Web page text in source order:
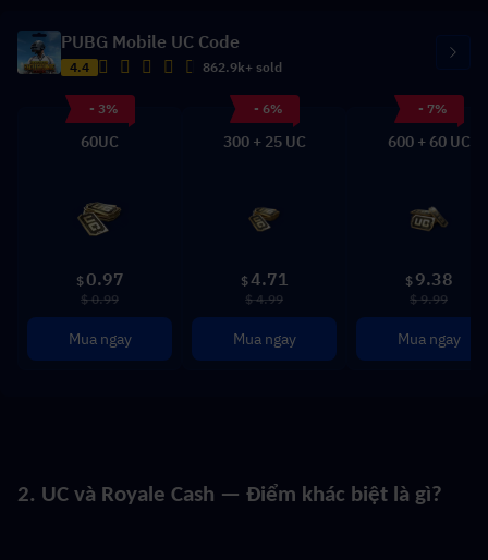
PUBG Mobile UC Code
4.4 862.9k+ sold
- 3%
60UC
$ 0.97
$ 0.99
Mua ngay
- 6%
300 + 25 UC
$4.71
$ 4.99
Mua ngay
- 7%
600 + 60 UC
$ 9.38
$ 9.99
Mua ngay
2. UC và Royale Cash — Điểm khác biệt là gì?